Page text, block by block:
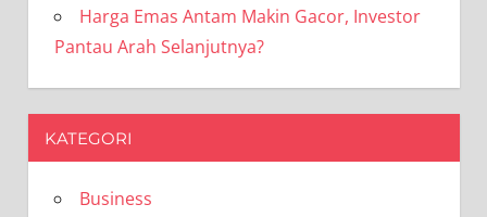
Harga Emas Antam Makin Gacor, Investor
Pantau Arah Selanjutnya?
KATEGORI
Business